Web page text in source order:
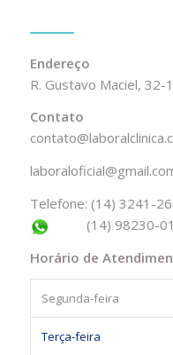
Endereço
R. Gustavo Maciel, 32-
Contato
Telefone: (14) 3241-
(14) 98230-
Horário de
Segunda-feira
Terça-feira